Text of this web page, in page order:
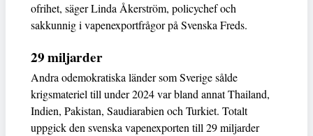
ofrihet, säger Linda Åkerström, policychef och
sakkunnig i vapenexportfrågor på Svenska Freds.
29 miljarder
Andra odemokratiska länder som Sverige sålde
krigsmateriel till under 2024 var bland annat Thailand,
Indien, Pakistan, Saudiarabien och Turkiet. Totalt
uppgick den svenska vapenexporten till 29 miljarder